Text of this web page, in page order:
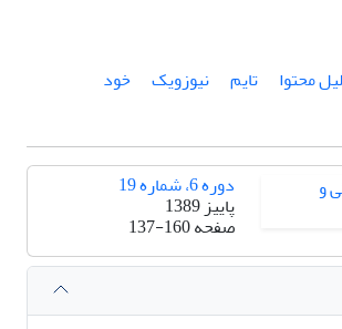
محتوا تایم نیوزویک
خود
دوره 6، شماره 19
پاییز 1389
صفحه137-160